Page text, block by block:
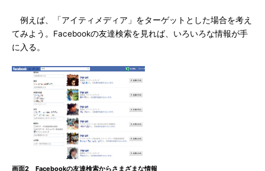
例えば、「アイティメディア」をターゲットとした場合を考え
てみよう。Facebookの友達検索を見れば、いろいろな情報が手
に入る。
画面2 Facebookの友達検索からさまざまな情報